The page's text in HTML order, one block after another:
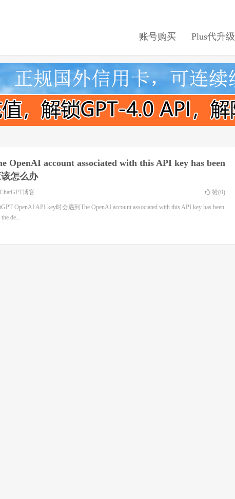
账号购买 Plus代升级
OpenAI account associated with this API key has been
怎么办
ChatGPT博客 赞(0)
OpenAI API key时会遇到The OpenAI account associated with this API key has been
de...